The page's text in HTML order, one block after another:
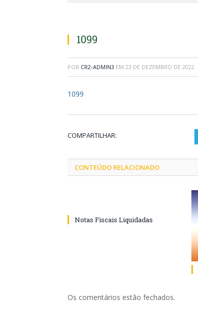
1099
POR CR2-ADMIN3 EM 23 DE DEZEMBRO DE 2022
1099
COMPARTILHAR:
CONTEÚDO RELACIONADO
Notas Fiscais Liquidadas
Os comentários estão fechados.